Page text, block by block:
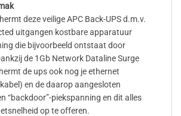
deze veilige APC Back-UPS d.m.v.
uitgangen kostbare apparatuur
die bijvoorbeeld ontstaat door
de 1Gb Network Dataline Surge
de ups ook nog je ethernet
en de daarop aangesloten
“backdoor”-piekspanning en dit alles
op te offeren.